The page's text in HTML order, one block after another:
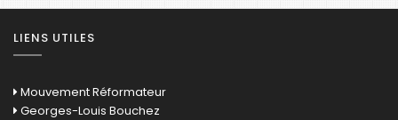
LIENS UTILES
Mouvement Réformateur
Georges-Louis Bouchez